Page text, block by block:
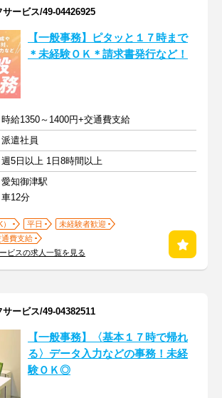
ービス/49-04426925
【一般事務】ピタッと１７時まで
＊未経験ＯＫ＊請求書発行など！
時給1350～1400円+交通費支給
派遣社員
週5日以上 1日8時間以上
愛知御津駅
車12分
平日
未経験者歓迎
通費支給
ビスの求人一覧を見る
ービス/49-04382511
【一般事務】〈基本１７時で帰れ
る〉データ入力などの事務！未経
験ＯＫ◎